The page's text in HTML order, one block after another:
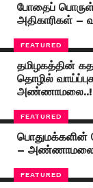
போதைப் பொருள்
அதிகாரிகள் –
FEATURED
தமிழகத்தின்
தொழில்
FEATURED
பொதுமக்களின்
– அண்ணாமலை
FEATURED